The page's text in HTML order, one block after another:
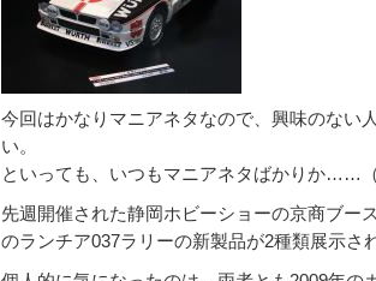
今回はかなりマニアネタなので、興味のない
い。
といっても、いつもマニアネタばかりか……
先週開催された静岡ホビーショーの京商ブー
のランチア037ラリーの新製品が2種類展示さ